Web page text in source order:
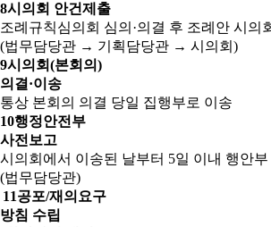
8시의회 안건제출
조례규칙심의회 심의·의결 후 조례안 시의
(법무담당관 → 기획담당관 → 시의회)
9시의회(본회의)
의결·이송
통상 본회의 의결 당일 집행부로 이송
10행정안전부
사전보고
시의회에서 이송된 날부터 5일 이내 행안부
(법무담당관)
11공포/재의요구
방침 수립